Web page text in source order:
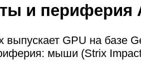
и периферия
выпускает GPU на базе
мыши (Strix